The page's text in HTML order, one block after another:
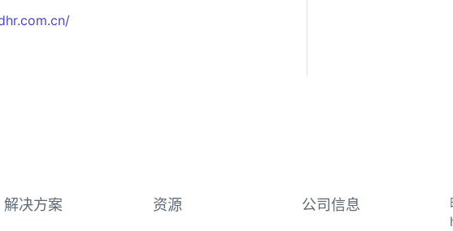
解决方案 资源 公司信息